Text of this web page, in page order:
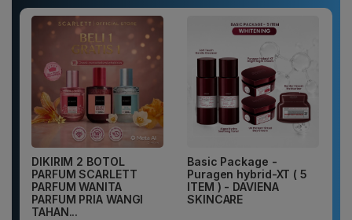
DIKIRIM 2 BOTOL
PARFUM SCARLETT
PARFUM WANITA
PARFUM PRIA WANGI
TAHAN...
Basic Package -
Puragen hybrid-XT ( 5
ITEM ) - DAVIENA
SKINCARE